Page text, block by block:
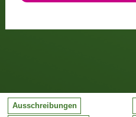
Ausschreibungen